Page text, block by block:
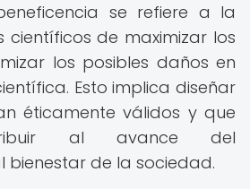
se refiere a la
científicos de maximizar los
los posibles daños en
Esto implica diseñar
éticamente válidos y que
al avance del
bienestar de la sociedad.